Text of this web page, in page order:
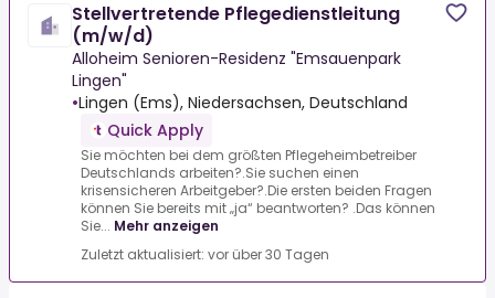
Stellvertretende Pflegedienstleitung
(m/w/d)
Alloheim Senioren-Residenz "Emsauenpark
Lingen"
•Lingen (Ems), Niedersachsen, Deutschland
Quick Apply
Sie möchten bei dem größten Pflegeheimbetreiber
Deutschlands arbeiten?.Sie suchen einen
krisensicheren Arbeitgeber?.Die ersten beiden Fragen
können Sie bereits mit „ja“ beantworten? .Das können
Sie... Mehr anzeigen
Zuletzt aktualisiert: vor über 30 Tagen